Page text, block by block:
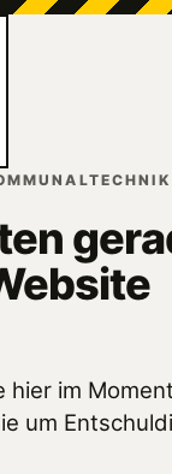
hier im
um